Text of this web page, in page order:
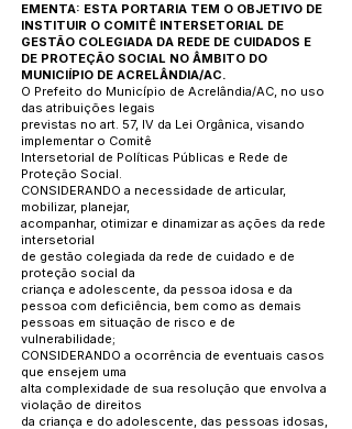
EMENTA: ESTA PORTARIA TEM O OBJETIVO DE
INSTITUIR O COMITÊ INTERSETORIAL DE
GESTÃO COLEGIADA DA REDE DE CUIDADOS E
DE PROTEÇÃO SOCIAL NO ÂMBITO DO
MUNICIÍPIO DE ACRELÂNDIA/AC.
O Prefeito do Município de Acrelândia/AC, no uso
das atribuições legais
previstas no art. 57, IV da Lei Orgânica, visando
implementar o Comitê
Intersetorial de Políticas Públicas e Rede de
Proteção Social.
CONSIDERANDO a necessidade de articular,
mobilizar, planejar,
acompanhar, otimizar e dinamizar as ações da rede
intersetorial
de gestão colegiada da rede de cuidado e de
proteção social da
criança e adolescente, da pessoa idosa e da
pessoa com deficiência, bem como as demais
pessoas em situação de risco e de
vulnerabilidade;
CONSIDERANDO a ocorrência de eventuais casos
que ensejem uma
alta complexidade de sua resolução que envolva a
violação de direitos
da criança e do adolescente, das pessoas idosas,